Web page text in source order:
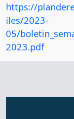
https://
iles/2023-
05/
2023.pdf